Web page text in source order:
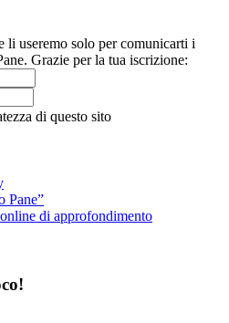
li useremo solo per comunicarti i
Grazie per la tua iscrizione:
di questo sito
Pane”
di approfondimento